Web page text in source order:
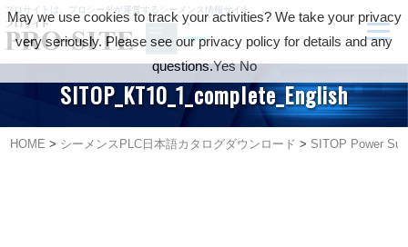
プロサイトは、プロシードが運営するシーメンス情報サイト
SITOP_KT10_1_complete_English
HOME > シーメンスPLC日本語カタログダウンロード > SITOP Power
May we use cookies to track your activities? We take your privacy
very seriously. Please see our privacy policy for details and any
questions.Yes No